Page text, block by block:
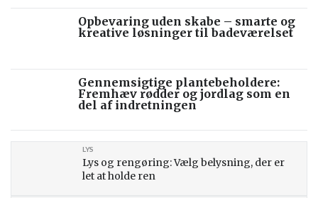
Opbevaring uden skabe – smarte og
kreative løsninger til badeværelset
Gennemsigtige plantebeholdere:
Fremhæv rødder og jordlag som en
del af indretningen
Lys og rengøring: Vælg belysning, der er
let at holde ren
LYS